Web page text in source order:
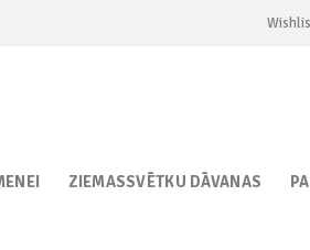
ZIEMASSVĒTKU DĀVANAS